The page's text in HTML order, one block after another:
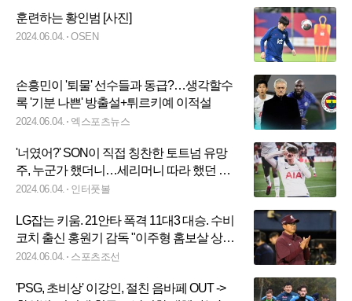
훈련하는 황인범 [사진]
2024.06.04. OSEN
손흥민이 '퇴물' 선수들과 동급?…생각할수
록 '기분 나쁜' 방출설+튀르키예 이적설
2024.06.04. 엑스포츠뉴스
'너였어?' SON이 직접 칭찬한 토트넘 유망
주, 누군가 했더니…세리머니 따라 했던 그
선수
2024.06.04. 인터풋볼
LG잡는 키움. 21안타 폭격 11대3 대승. 수비
코치 출신 홍원기 감독 "이주형 홈보살 상대
흐름 끊어냈다"[잠실 승장]
2024.06.04. 스포츠조선
'PSG, 초비상' 이강인, 절친 음바페 OUT ->